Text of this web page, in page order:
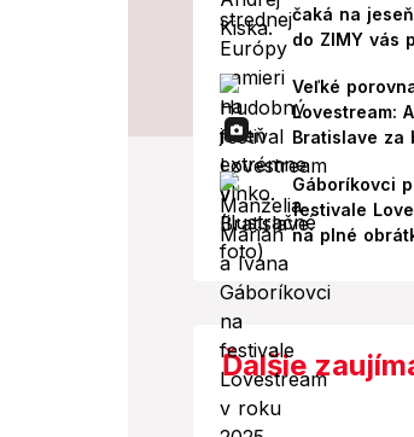
čaká na
do ZIMY vás
Veľké
Lovestream:
Bratislave za
Gáboríkovci
festivale
na plné
Ďalšie